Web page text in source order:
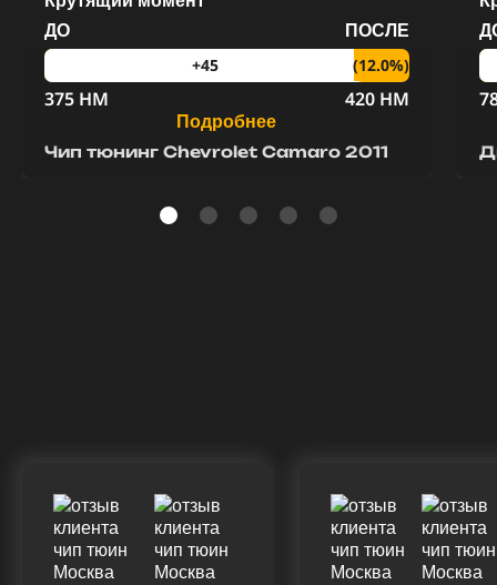
Чип тюнинг Chevrolet Camaro 2011
ДО
ПОСЛЕ
+45 (12.0%)
375 HM
420 HM
Подробнее